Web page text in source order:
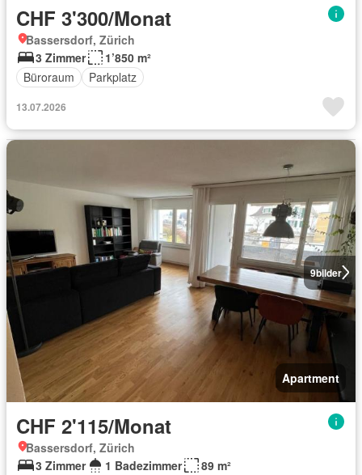
CHF 3'300/Monat
Bassersdorf, Zürich
3 Zimmer
1’850 m²
Büroraum
Parkplatz
13.07.2026
9bilder
Apartment
CHF 2'115/Monat
Bassersdorf, Zürich
3 Zimmer
1 Badezimmer 89 m²